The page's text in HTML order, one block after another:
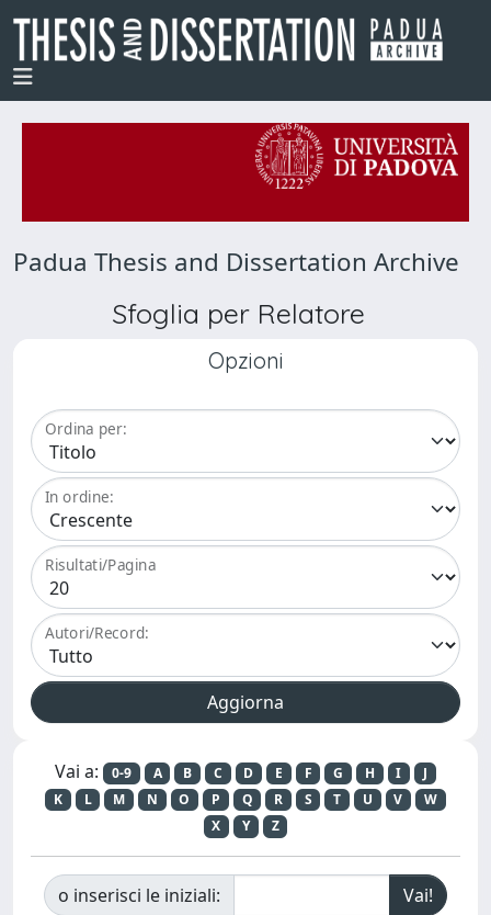
Padua Thesis and Dissertation Archive
Sfoglia per Relatore
Opzioni
Ordina per:
In ordine:
Risultati/Pagina
Autori/Record:
Vai a: 0-9 A B C D E F G H I
J
K
L M N O P Q R S T U V
W
X
Y Z
o inserisci le iniziali: